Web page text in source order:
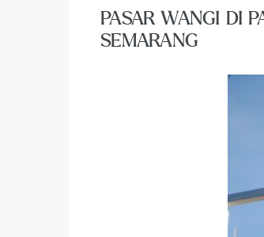
PASAR WANGI DI
SEMARANG